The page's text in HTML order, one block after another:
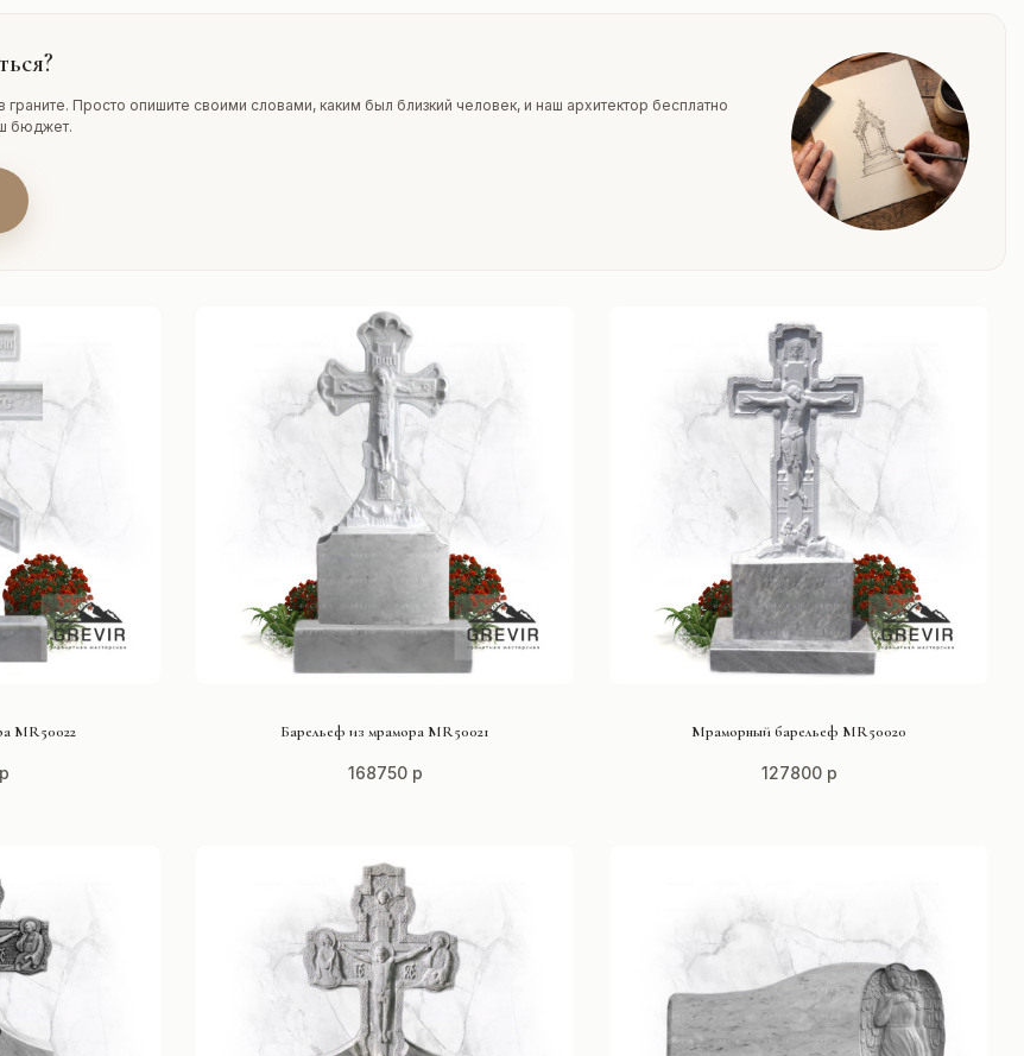
граните. Просто опишите своими словами, каким был близкий человек, и наш архитектор бесплатно
бюджет.
MR50022 Барельеф из мрамора MR50021
168750 р
Мраморный барельеф MR50020
127800 р